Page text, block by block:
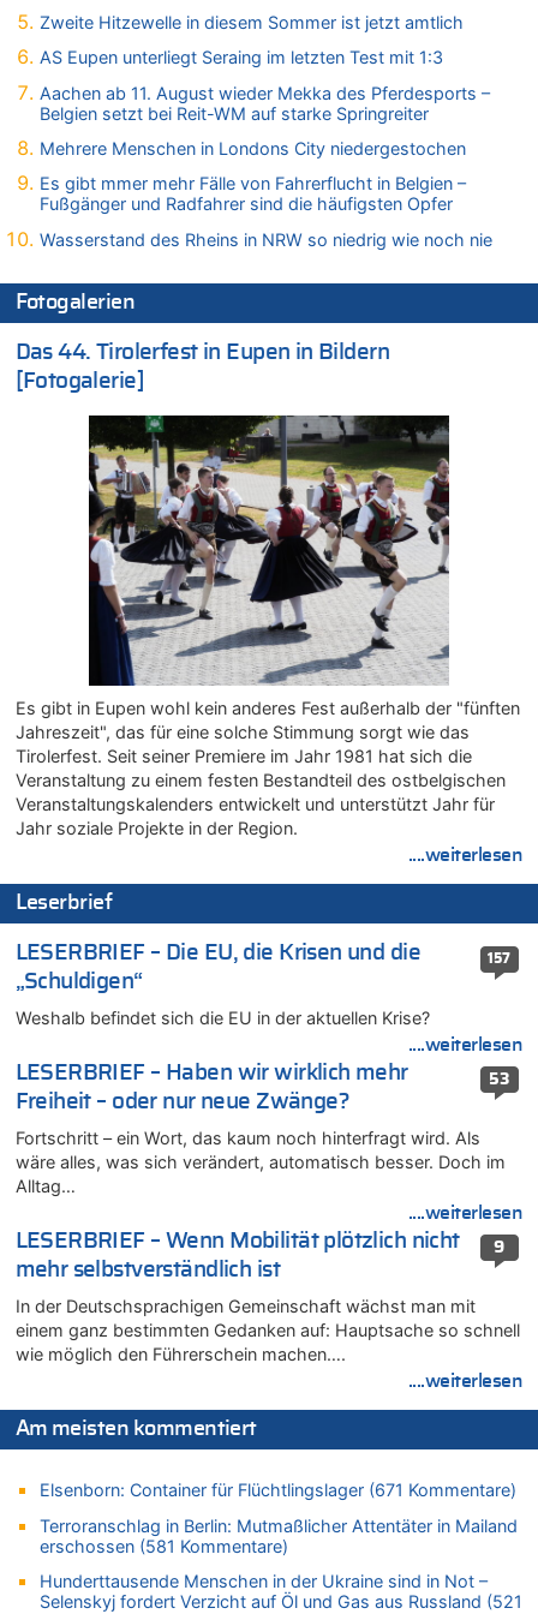
Leipzig, Mechernich und die Frage: Wer steckt hinter den
Drohnen mit Strengstoff? War es Russland?
09.08.2026 - 01:10 von Peter S. zu
Leipzig, Mechernich und die Frage: Wer steckt hinter den
09.08.2026 - 01:07 von Peter S. zu
Drohnen mit Strengstoff? War es Russland?
09.08.2026 - 01:05 von Peter S. zu
Leipzig, Mechernich und die Frage: Wer steckt hinter den
Drohnen mit Strengstoff? War es Russland?
08.08.2026 - 23:27 von Bingo zu
Zweite Hitzewelle in diesem Sommer ist jetzt amtlich
08.08.2026 - 22:47 von Heinz F. zu
Wasserstand des Rheins in NRW so niedrig wie noch nie
08.08.2026 - 22:39 von Hugo Egon Bernhard von Sinnen zu
Politischer Eklat bei der Gedenkfeier in Marcinelle – Meloni:
„Schwerwiegende und beschämende Geste“
08.08.2026 - 22:23 von Marcel Scholzen Eimerscheid zu
Politischer Eklat bei der Gedenkfeier in Marcinelle – Meloni:
„Schwerwiegende und beschämende Geste“
08.08.2026 - 22:12 von Hugo Egon Bernhard von Sinnen zu
LESERBRIEF – Für lokale, dezentrale Energieproduktion
Leipzig, Mechernich und die Frage: Wer steckt hinter den
Drohnen mit Strengstoff? War es Russland?
08.08.2026 - 22:07 von Shari zu
Belgier knackt Jackpot bei Lotterie EuroMillions und gewinnt
mehr als 111 Millionen €
Leipzig, Mechernich und die Frage: Wer steckt hinter den
Drohnen mit Strengstoff? War es Russland?
Zwölf Jahre nach Aachener Bankraub: 70-Jähriger gefasst
08.08.2026 - 21:28 von Noah Parmentier zu
Leipzig, Mechernich und die Frage: Wer steckt hinter den
08.08.2026 - 21:11 von Mungo zu
Leipzig, Mechernich und die Frage: Wer steckt hinter den
08.08.2026 - 20:49 von Marcel Scholzen Eimerscheid zu
Leipzig, Mechernich und die Frage: Wer steckt hinter den
08.08.2026 - 20:34 von Dax zu
Wasserstand des Rheins in NRW so niedrig wie noch nie
Leipzig, Mechernich und die Frage: Wer steckt hinter den
Drohnen mit Strengstoff? War es Russland?
Drohnen mit Strengstoff? War es Russland?
08.08.2026 - 20:19 von Peter G zu
Zwölf Jahre nach Aachener Bankraub: 70-Jähriger gefasst
Leipzig, Mechernich und die Frage: Wer steckt hinter den
Drohnen mit Strengstoff? War es Russland?
08.08.2026 - 20:16 von Dax zu
Zweite Hitzewelle in diesem Sommer ist jetzt amtlich
AS Eupen unterliegt Seraing im letzten Test mit 1:3
Aachen ab 11. August wieder Mekka des Pferdesports –
Belgien setzt bei Reit-WM auf starke Springreiter
Mehrere Menschen in Londons City niedergestochen
Es gibt mmer mehr Fälle von Fahrerflucht in Belgien –
Fußgänger und Radfahrer sind die häufigsten Opfer
Wasserstand des Rheins in NRW so niedrig wie noch nie
Fotogalerien
Das 44. Tirolerfest in Eupen in Bildern
[Fotogalerie]
Es gibt in Eupen wohl kein anderes Fest außerhalb der "fünften
Jahreszeit", das für eine solche Stimmung sorgt wie das
Tirolerfest. Seit seiner Premiere im Jahr 1981 hat sich die
Veranstaltung zu einem festen Bestandteil des ostbelgischen
Veranstaltungskalenders entwickelt und unterstützt Jahr für
Jahr soziale Projekte in der Region.
....weiterlesen
Leserbrief
157
LESERBRIEF – Die EU, die Krisen und die
„Schuldigen“
Weshalb befindet sich die EU in der aktuellen Krise?
....weiterlesen
53
LESERBRIEF – Haben wir wirklich mehr
Freiheit – oder nur neue Zwänge?
Fortschritt – ein Wort, das kaum noch hinterfragt wird. Als
wäre alles, was sich verändert, automatisch besser. Doch im
Alltag…
....weiterlesen
9
LESERBRIEF – Wenn Mobilität plötzlich nicht
mehr selbstverständlich ist
In der Deutschsprachigen Gemeinschaft wächst man mit
einem ganz bestimmten Gedanken auf: Hauptsache so schnell
wie möglich den Führerschein machen….
....weiterlesen
Am meisten kommentiert
Elsenborn: Container für Flüchtlingslager (671 Kommentare)
Terroranschlag in Berlin: Mutmaßlicher Attentäter in Mailand
erschossen (581 Kommentare)
Hunderttausende Menschen in der Ukraine sind in Not –
Selenskyj fordert Verzicht auf Öl und Gas aus Russland (521